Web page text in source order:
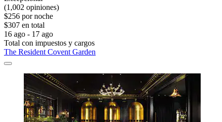
(1,002 opiniones)
$256 por noche
$307 en total
16 ago - 17 ago
Total con impuestos y cargos
The Resident Covent Garden